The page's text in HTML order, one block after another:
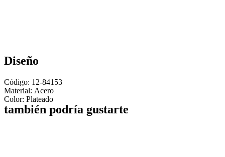
Diseño
Código: 12-84153
Material: Acero
Color: Plateado
también podría gustarte